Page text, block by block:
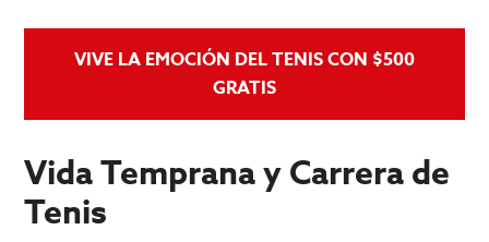
VIVE LA EMOCIÓN DEL TENIS CON $500
GRATIS
Vida Temprana y Carrera de
Tenis